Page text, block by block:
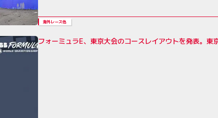
海外レース他
フォーミュラE、東京大会のコースレイアウトを発表。